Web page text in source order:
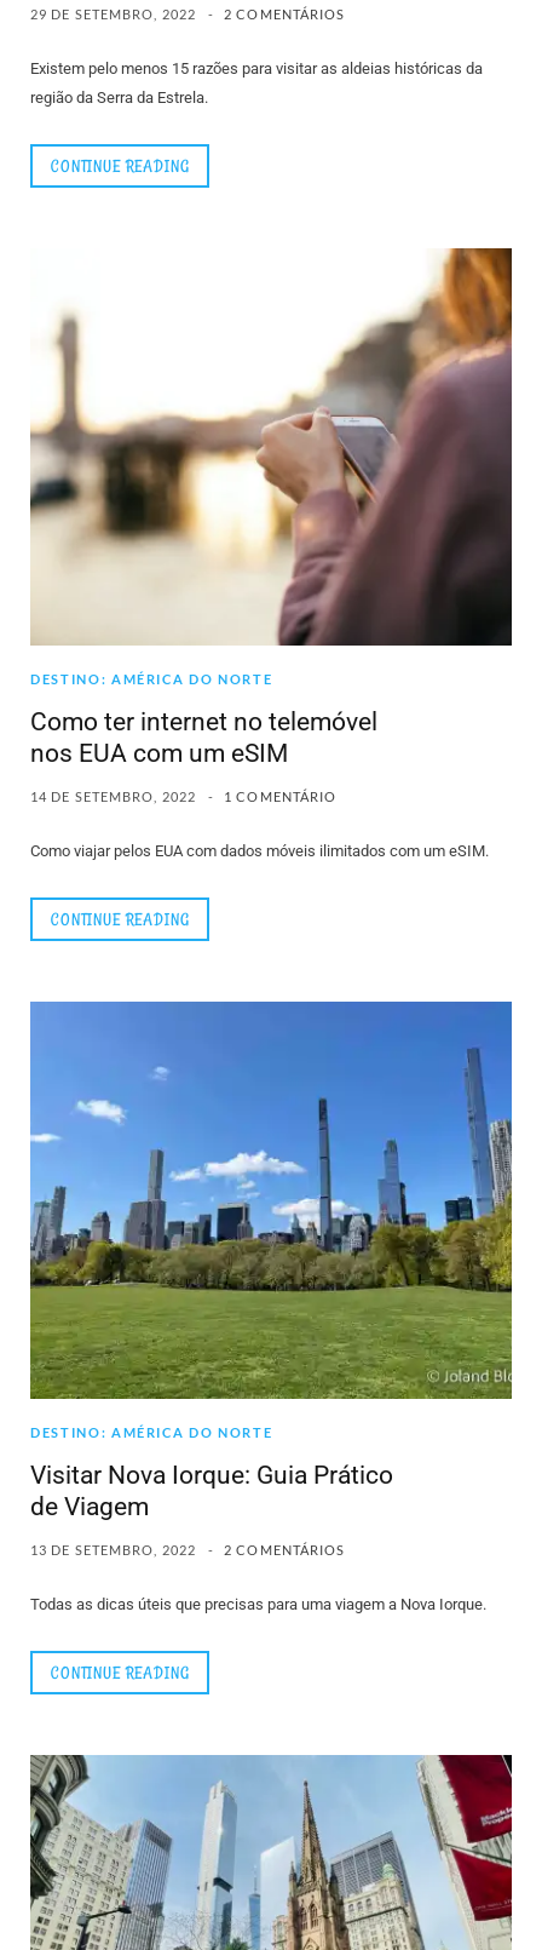
29 DE SETEMBRO, 2022 2 COMENTÁRIOS
Existem pelo menos 15 razões para visitar as aldeias históricas da
região da Serra da Estrela.
CONTINUE READING
DESTINO: AMÉRICA DO NORTE
Como ter internet no telemóvel
nos EUA com um eSIM
14 DE SETEMBRO, 2022 1 COMENTÁRIO
Como viajar pelos EUA com dados móveis ilimitados com um eSIM.
CONTINUE READING
DESTINO: AMÉRICA DO NORTE
Visitar Nova Iorque: Guia Prático
de Viagem
13 DE SETEMBRO, 2022 2 COMENTÁRIOS
Todas as dicas úteis que precisas para uma viagem a Nova Iorque.
CONTINUE READING